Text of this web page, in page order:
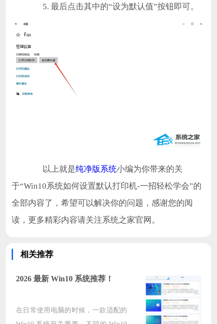
5. 最后点击其中的“设为默认值”按钮即可。
以上就是纯净版系统小编为你带来的关
于“Win10系统如何设置默认打印机-一招轻松学会”的
全部内容了，希望可以解决你的问题，感谢您的阅
读，更多精彩内容请关注系统之家官网。
相关推荐
2026 最新 Win10 系统推荐！
在日常使用电脑的时候，一款适配的